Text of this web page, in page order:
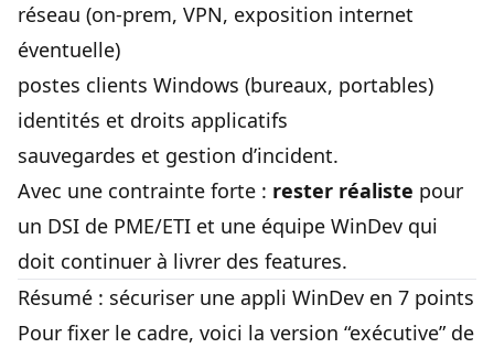
réseau (on-prem, VPN, exposition internet
éventuelle)
postes clients Windows (bureaux, portables)
identités et droits applicatifs
sauvegardes et gestion d’incident.
Avec une contrainte forte : rester réaliste pour
un DSI de PME/ETI et une équipe WinDev qui
doit continuer à livrer des features.
Résumé : sécuriser une appli WinDev en 7 points
Pour fixer le cadre, voici la version “exécutive” de